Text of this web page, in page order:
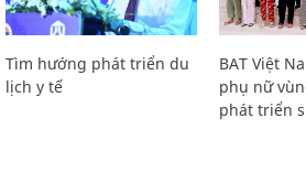
Tìm hướng phát triển du
lịch y tế
BAT Việt
phụ nữ
phát triển